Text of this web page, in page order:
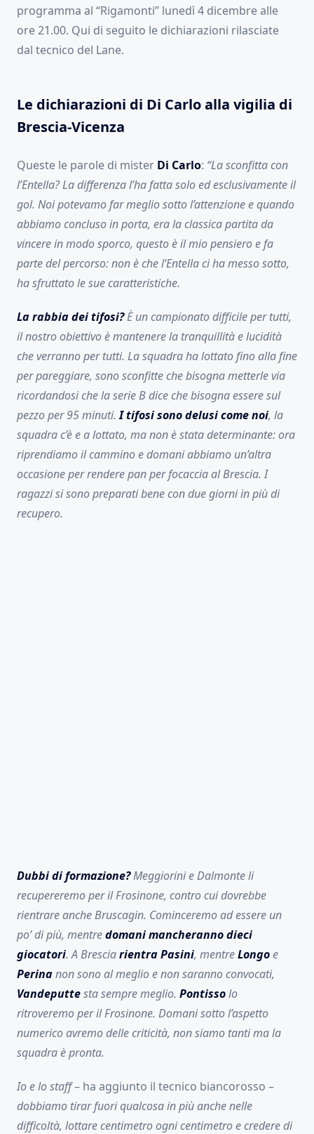
programma al “Rigamonti” lunedì 4 dicembre alle
ore 21.00. Qui di seguito le dichiarazioni rilasciate
dal tecnico del Lane.
Le dichiarazioni di Di Carlo alla vigilia di
Brescia-Vicenza
Queste le parole di mister Di Carlo: “La sconfitta con
l’Entella? La differenza l’ha fatta solo ed esclusivamente il
gol. Noi potevamo far meglio sotto l’attenzione e quando
abbiamo concluso in porta, era la classica partita da
vincere in modo sporco, questo è il mio pensiero e fa
parte del percorso: non è che l’Entella ci ha messo sotto,
ha sfruttato le sue caratteristiche.
La rabbia dei tifosi?È un campionato difficile per tutti,
il nostro obiettivo è mantenere la tranquillità e lucidità
che verranno per tutti. La squadra ha lottato fino alla fine
per pareggiare, sono sconfitte che bisogna metterle via
ricordandosi che la serie B dice che bisogna essere sul
pezzo per 95 minuti.I tifosi sono delusi come noi, la
squadra c’è e a lottato, ma non è stata determinante: ora
riprendiamo il cammino e domani abbiamo un’altra
occasione per rendere pan per focaccia al Brescia. I
ragazzi si sono preparati bene con due giorni in più di
recupero.
Dubbi di formazione?Meggiorini e Dalmonte li
recupereremo per il Frosinone, contro cui dovrebbe
rientrare anche Bruscagin. Cominceremo ad essere un
po’ di più, mentredomani mancheranno dieci
giocatori. A Bresciarientra Pasini, mentreLongoe
Perinanon sono al meglio e non saranno convocati,
Vandeputtesta sempre meglio. Pontissolo
ritroveremo per il Frosinone. Domani sotto l’aspetto
numerico avremo delle criticità, non siamo tanti ma la
squadra è pronta.
Io e lo staff– ha aggiunto il tecnico biancorosso –
dobbiamo tirar fuori qualcosa in più anche nelle
difficoltà, lottare centimetro ogni centimetro e credere di